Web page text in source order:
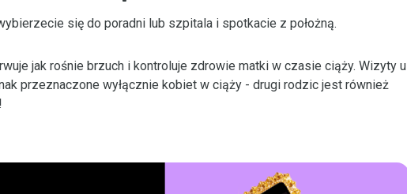
się do poradni lub szpitala i spotkacie z położną.
jak rośnie brzuch i kontroluje zdrowie matki w czasie ciąży. Wizyty u
przeznaczone wyłącznie kobiet w ciąży - drugi rodzic jest również